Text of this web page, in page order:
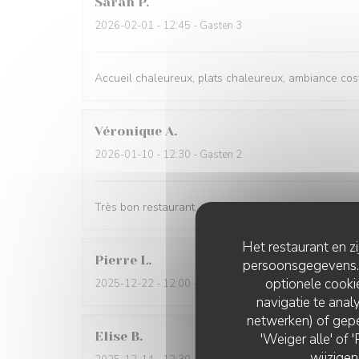
Het restaurant en
optionele
navigatie te
netwerken) of
'Weiger alle' of
2026-02-01 - 12:45 - Gasten 3
Accueil chaleureux, plats chaleureux, ambiance
Véronique A
2026-01-10 - 12:30 - Gasten 2
Très bon restaurant, accueil chaleureux,
Pierre L
2025-12-22 - 12:00 - Gasten 6
Elise B